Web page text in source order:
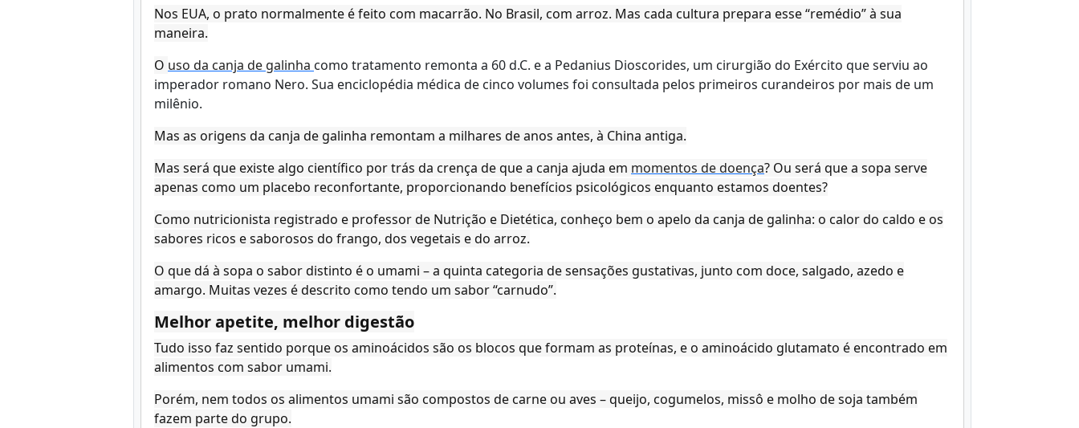
Nos EUA, o prato normalmente é feito com macarrão. No Brasil, com arroz. Mas cada cultura prepara esse “remédio” à sua
maneira.
O uso da canja de galinha como tratamento remonta a 60 d.C. e a Pedanius Dioscorides, um cirurgião do Exército que serviu ao
imperador romano Nero. Sua enciclopédia médica de cinco volumes foi consultada pelos primeiros curandeiros por mais de um
milênio.
Mas as origens da canja de galinha remontam a milhares de anos antes, à China antiga.
Mas será que existe algo científico por trás da crença de que a canja ajuda em momentos de doença? Ou será que a sopa serve
apenas como um placebo reconfortante, proporcionando benefícios psicológicos enquanto estamos doentes?
Como nutricionista registrado e professor de Nutrição e Dietética, conheço bem o apelo da canja de galinha: o calor do caldo e os
sabores ricos e saborosos do frango, dos vegetais e do arroz.
O que dá à sopa o sabor distinto é o umami – a quinta categoria de sensações gustativas, junto com doce, salgado, azedo e
amargo. Muitas vezes é descrito como tendo um sabor “carnudo”.
Melhor apetite, melhor digestão
Tudo isso faz sentido porque os aminoácidos são os blocos que formam as proteínas, e o aminoácido glutamato é encontrado em
alimentos com sabor umami.
Porém, nem todos os alimentos umami são compostos de carne ou aves – queijo, cogumelos, missô e molho de soja também
fazem parte do grupo.